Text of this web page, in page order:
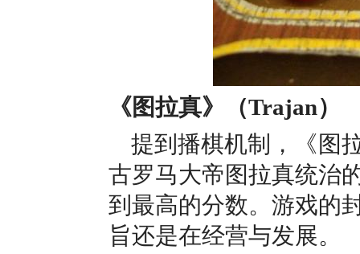
《图拉真》（Trajan）
提到播棋机制，
《图
古罗马大帝图拉真统治
到最高的分数。游戏的
旨还是在经营与发展。